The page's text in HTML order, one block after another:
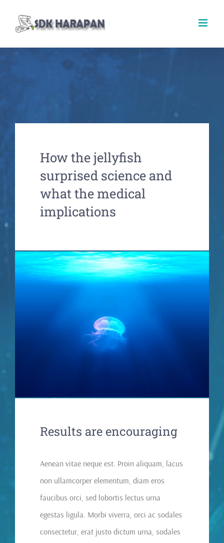
How the jellyfish
surprised science and
what the medical
implications
Results are encouraging
Aenean vitae neque est. Proin aliquam, lacus
non ullamcorper elementum, diam eros
faucibus orci, sed lobortis lectus urna
egestas ligula. Morbi viverra, orci ac sodales
consectetur, erat justo dictum urna, sodales